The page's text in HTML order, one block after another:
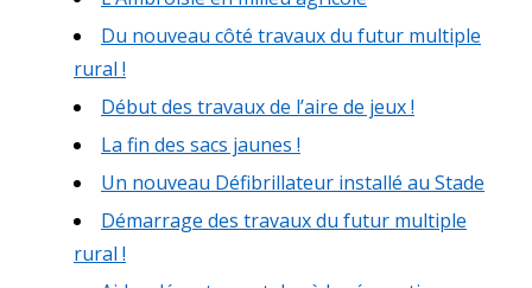
Du nouveau côté travaux du futur multiple
rural !
Début des travaux de l’aire de jeux !
La fin des sacs jaunes !
Un nouveau Défibrillateur installé au Stade
Démarrage des travaux du futur multiple
rural !